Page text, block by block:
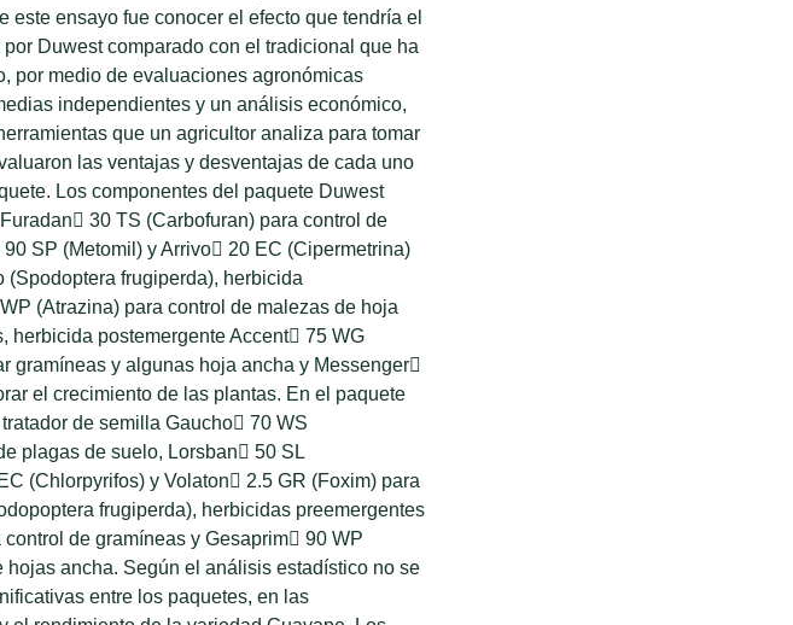
este ensayo fue conocer el efecto que tendría el
Duwest comparado con el tradicional que ha
por medio de evaluaciones agronómicas
independientes y un análisis económico,
que un agricultor analiza para tomar
las ventajas y desventajas de cada uno
Los componentes del paquete Duwest
30 TS (Carbofuran) para control de
SP (Metomil) y Arrivo 20 EC (Cipermetrina)
(Spodoptera frugiperda), herbicida
(Atrazina) para control de malezas de hoja
herbicida postemergente Accent 75 WG
gramíneas y algunas hoja ancha y Messenger
el crecimiento de las plantas. En el paquete
de semilla Gaucho 70 WS
plagas de suelo, Lorsban 50 SL
(Chlorpyrifos) y Volaton 2.5 GR (Foxim) para
frugiperda), herbicidas preemergentes
de gramíneas y Gesaprim 90 WP
hojas ancha. Según el análisis estadístico no se
entre los paquetes, en las